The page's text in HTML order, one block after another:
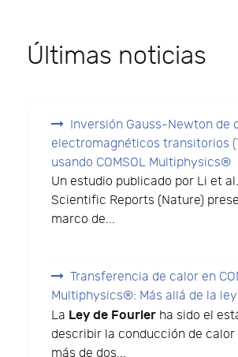
Últimas noticias
Inversión Gauss-Newton de
electromagnéticos transitorios
usando COMSOL Multiphysics®
Un estudio publicado por Li et
Scientific Reports (Nature)
marco de...
Transferencia de calor en
Multiphysics®: Más allá de la
La Ley de Fourier ha sido el
describir la conducción de calor
más de dos...